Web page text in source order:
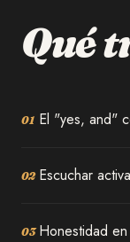
Qué
01 El "yes, and"
02 Escuchar
03 Honestidad